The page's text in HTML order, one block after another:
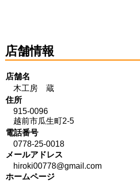
店舗情報
店舗名
木工房 蔵
住所
915-0096
越前市瓜生町2-5
電話番号
0778-25-0018
メールアドレス
hiroki00778@gmail.com
ホームページ